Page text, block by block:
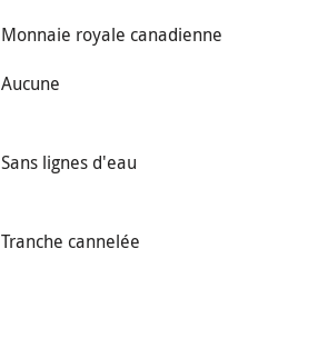
Monnaie royale canadienne
Aucune
Sans lignes d'eau
Tranche cannelée